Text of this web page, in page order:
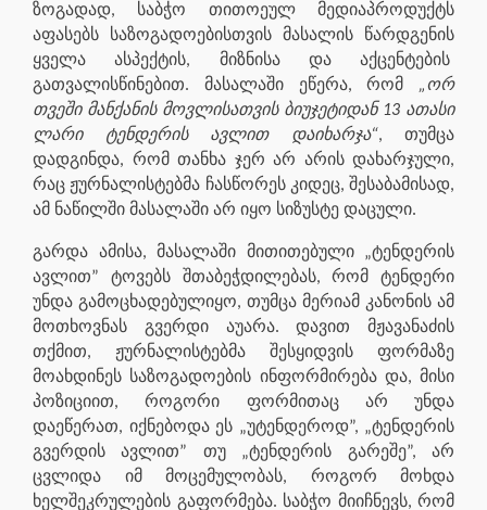
ზოგადად, საბჭო თითოეულ მედიაპროდუქტს
აფასებს საზოგადოებისთვის მასალის წარდგენის
ყველა ასპექტის, მიზნისა და აქცენტების
გათვალისწინებით. მასალაში ეწერა, რომ „ორ
თვეში მანქანის მოვლისათვის ბიუჯეტიდან 13 ათასი
ლარი ტენდერის ავლით დაიხარჯა“, თუმცა
დადგინდა, რომ თანხა ჯერ არ არის დახარჯული,
რაც ჟურნალისტებმა ჩასწორეს კიდეც, შესაბამისად,
ამ ნაწილში მასალაში არ იყო სიზუსტე დაცული.
გარდა ამისა, მასალაში მითითებული „ტენდერის
ავლით” ტოვებს შთაბეჭდილებას, რომ ტენდერი
უნდა გამოცხადებულიყო, თუმცა მერიამ კანონის ამ
მოთხოვნას გვერდი აუარა. დავით მჟავანაძის
თქმით, ჟურნალისტებმა შესყიდვის ფორმაზე
მოახდინეს საზოგადოების ინფორმირება და, მისი
პოზიციით, როგორი ფორმითაც არ უნდა
დაეწერათ, იქნებოდა ეს „უტენდეროდ”, „ტენდერის
გვერდის ავლით” თუ „ტენდერის გარეშე”, არ
ცვლიდა იმ მოცემულობას, როგორ მოხდა
ხელშეკრულების გაფორმება. საბჭო მიიჩნევს, რომ